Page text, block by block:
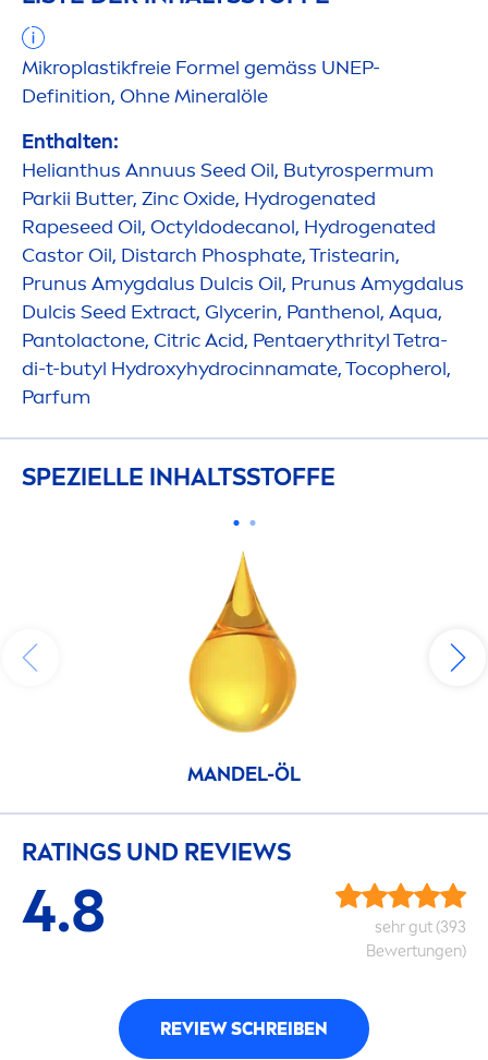
Mikroplastikfreie Formel gemäss UNEP-
Definition, Ohne Mineralöle
Enthalten:
Helianthus Annuus Seed Oil, Butyrospermum
Parkii Butter, Zinc Oxide, Hydrogenated
Rapeseed Oil, Octyldodecanol, Hydrogenated
Castor Oil, Distarch Phosphate, Tristearin,
Prunus Amygdalus Dulcis Oil, Prunus Amygdalus
Dulcis Seed Extract, Glycerin, Panthenol, Aqua,
Pantolactone, Citric Acid, Pentaerythrityl Tetra-
di-t-butyl Hydroxyhydrocinnamate, Tocopherol,
Parfum
SPEZIELLE INHALTSSTOFFE
MANDEL-ÖL
RATINGS UND REVIEWS
4.8
sehr gut (393
Bewertungen)
REVIEW SCHREIBEN